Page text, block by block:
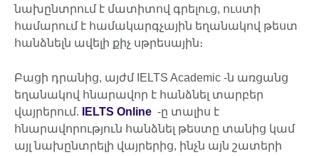
նախընտրում է մատիտով գրելուց, ուստի
համարում է համակարգչային եղանակով թեստ
հանձնելն ավելի քիչ սթրեսային։
Բացի դրանից, այժմ IELTS Academic -ն առցանց
եղանակով հնարավոր է հանձնել տարբեր
վայրերում.
IELTS Online -ը տալիս է
հնարավորություն հանձնել թեստը տանից կամ
այլ նախընտրելի վայրերից, ինչն այն շատերի